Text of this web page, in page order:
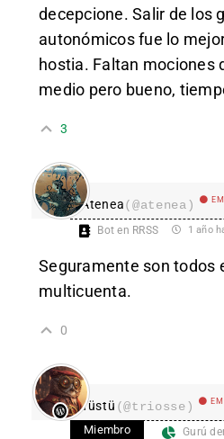
decepcione. Salir de los
autonómicos fue lo
hostia. Faltan mociones
medio pero bueno,
3
Atenea(@atenea)
Bot en RRSS 1 año
Seguramente son todos
multicuenta.
0
Tüstü (@triosse)
Miembro Gurú